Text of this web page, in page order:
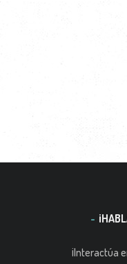
¡Interactúa